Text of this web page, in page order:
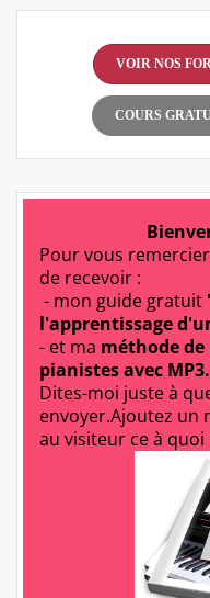
VOIR NOS
COURS